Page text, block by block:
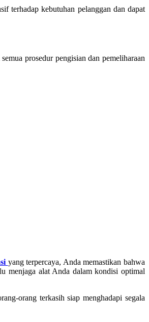
terhadap kebutuhan pelanggan dan dapat
prosedur pengisian dan pemeliharaan
yang terpercaya, Anda memastikan bahwa
menjaga alat Anda dalam kondisi optimal
orang terkasih siap menghadapi segala